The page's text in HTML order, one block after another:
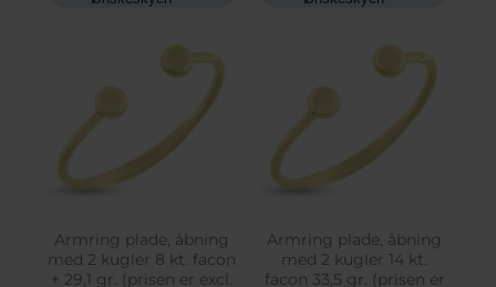
Armring plade, åbning
med 2 kugler 8 kt. facon
+ 29,1 gr. (prisen er excl.
Armring plade, åbning
med 2 kugler 14 kt.
facon 33,5 gr. (prisen er